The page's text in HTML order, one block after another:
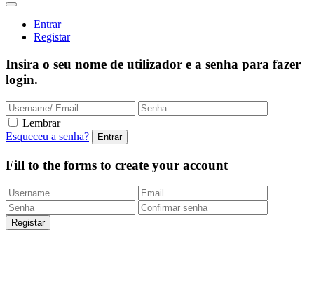
Entrar
Registar
Insira o seu nome de utilizador e a senha para fazer
login.
Lembrar
Esqueceu a senha?
Fill to the forms to create your account